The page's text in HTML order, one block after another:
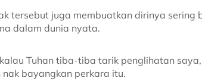
tersebut juga membuatkan dirinya sering
dalam dunia nyata.
Tuhan tiba-tiba tarik penglihatan
bayangkan perkara itu.